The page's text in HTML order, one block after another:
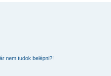
nem tudok belépni?!